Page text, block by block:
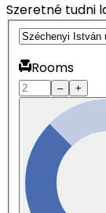
Szeretné tudni
Rooms
– +